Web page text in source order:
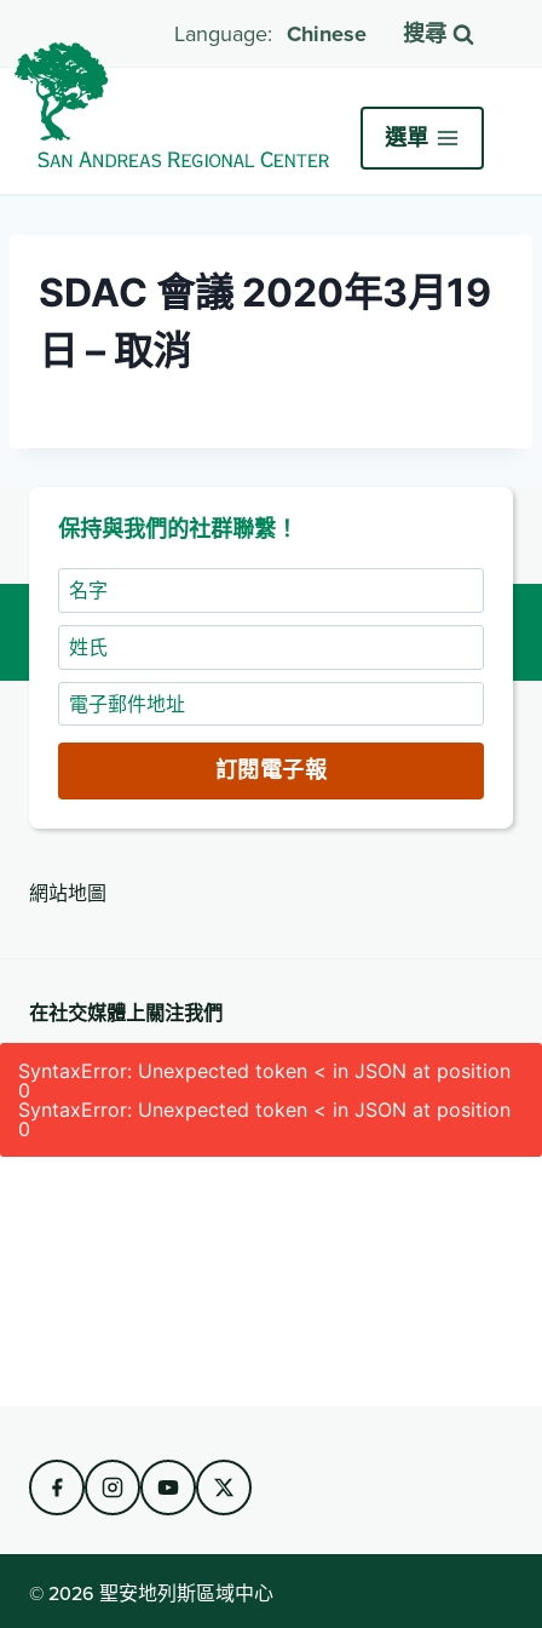
Chinese 搜尋
選單
SDAC 會議 2020年3月19
日 – 取消
保持與我們的社群聯繫！
名
字
姓
氏
電
子
件
地
(必
訂閱電子報
網站地圖
在社交媒體上關注我們
SyntaxError: Unexpected token < in JSON at position
0
SyntaxError: Unexpected token < in JSON at position
0
© 2026 聖安地列斯區域中心